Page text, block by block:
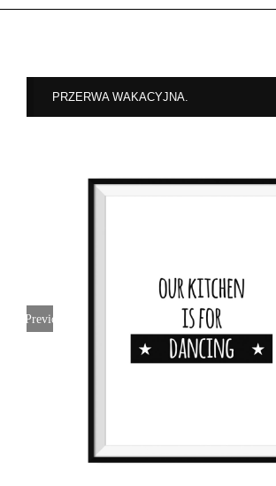
PRZERWA WAKACYJNA.
Previous